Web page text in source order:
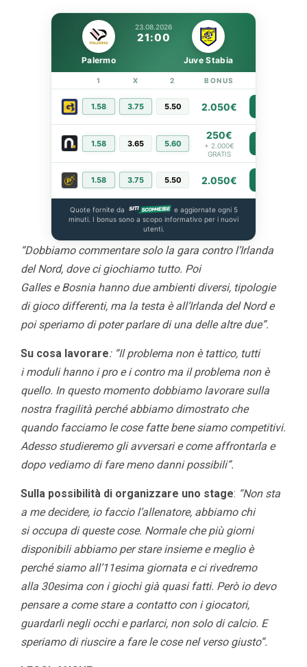
23.08.2026
21:00
Palermo Juve Stabia
1 X 2 BONUS
1.58 3.75 5.50 2.050€
1.58 3.65 5.60
250€
+ 2.000€
GRATIS
1.58 3.75 5.50 2.050€
Quote fornite da
e aggiornate ogni 5
minuti. I bonus sono a scopo informativo per i nuovi
utenti.
“Dobbiamo commentare solo la gara contro l’Irlanda
del Nord, dove ci giochiamo tutto. Poi
Galles e Bosnia hanno due ambienti diversi, tipologie
di gioco differenti, ma la testa è all’Irlanda del Nord e
poi speriamo di poter parlare di una delle altre due”.
Su cosa lavorare: “Il problema non è tattico, tutti
i moduli hanno i pro e i contro ma il problema non è
quello. In questo momento dobbiamo lavorare sulla
nostra fragilità perché abbiamo dimostrato che
quando facciamo le cose fatte bene siamo competitivi.
Adesso studieremo gli avversari e come affrontarla e
dopo vediamo di fare meno danni possibili”.
Sulla possibilità di organizzare uno stage: “Non sta
a me decidere, io faccio l’allenatore, abbiamo chi
si occupa di queste cose. Normale che più giorni
disponibili abbiamo per stare insieme e meglio è
perché siamo all’11esima giornata e ci rivedremo
alla 30esima con i giochi già quasi fatti. Però io devo
pensare a come stare a contatto con i giocatori,
guardarli negli occhi e parlarci, non solo di calcio. E
speriamo di riuscire a fare le cose nel verso giusto”.